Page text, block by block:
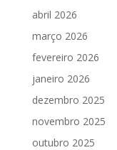
abril 2026
março 2026
fevereiro 2026
janeiro 2026
dezembro 2025
novembro 2025
outubro 2025